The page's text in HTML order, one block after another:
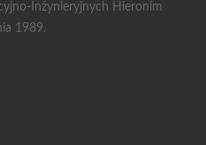
Inżynieryjnych Hieronim
1989.